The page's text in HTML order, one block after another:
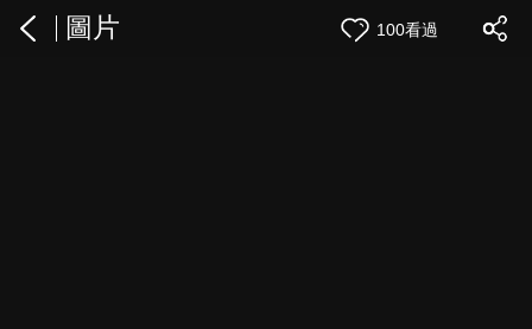
圖片 100看過